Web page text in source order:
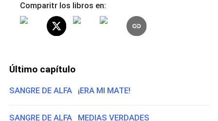
Comparitr los libros en:
Último capítulo
SANGRE DE ALFA ¡ERA MI MATE!
SANGRE DE ALFA MEDIAS VERDADES